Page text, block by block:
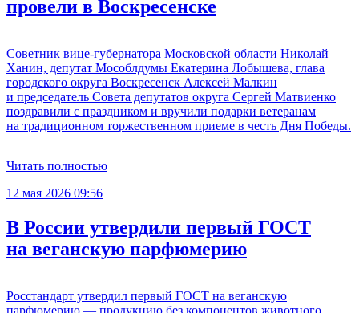
провели в Воскресенске
Советник вице-губернатора Московской области Николай
Ханин, депутат Мособлдумы Екатерина Лобышева, глава
городского округа Воскресенск Алексей Малкин
и председатель Совета депутатов округа Сергей Матвиенко
поздравили с праздником и вручили подарки ветеранам
на традиционном торжественном приеме в честь Дня Победы.
Читать полностью
12 мая 2026 09:56
В России утвердили первый ГОСТ
на веганскую парфюмерию
Росстандарт утвердил первый ГОСТ на веганскую
парфюмерию — продукцию без компонентов животного